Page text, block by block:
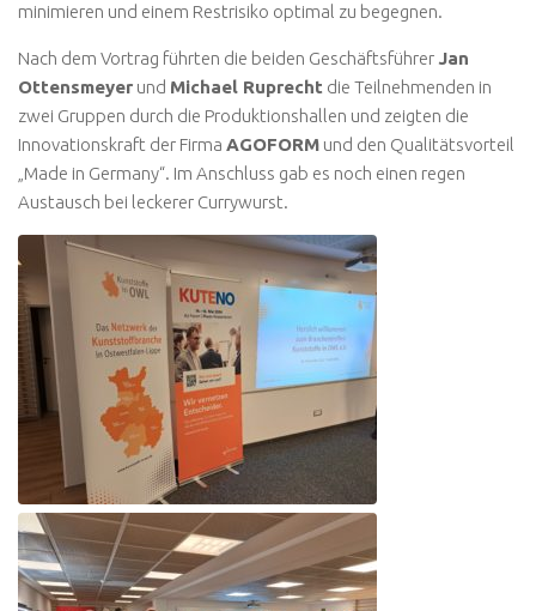
minimieren und einem Restrisiko optimal zu begegnen.
Nach dem Vortrag führten die beiden Geschäftsführer Jan
Ottensmeyer und Michael Ruprecht die Teilnehmenden in
zwei Gruppen durch die Produktionshallen und zeigten die
Innovationskraft der Firma AGOFORM und den Qualitätsvorteil
„Made in Germany“. Im Anschluss gab es noch einen regen
Austausch bei leckerer Currywurst.